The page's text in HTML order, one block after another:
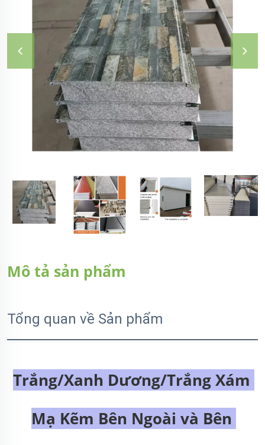
Mô tả sản phẩm
Tổng quan về Sản phẩm
Trắng/Xanh Dương/Trắng Xám
Mạ Kẽm Bên Ngoài và Bên